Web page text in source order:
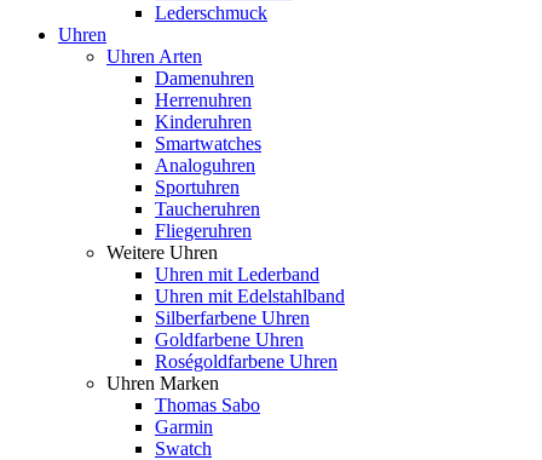
Lederschmuck
Uhren
Uhren Arten
Damenuhren
Herrenuhren
Kinderuhren
Smartwatches
Analoguhren
Sportuhren
Taucheruhren
Fliegeruhren
Weitere Uhren
Uhren mit Lederband
Uhren mit Edelstahlband
Silberfarbene Uhren
Goldfarbene Uhren
Roségoldfarbene Uhren
Uhren Marken
Thomas Sabo
Garmin
Swatch